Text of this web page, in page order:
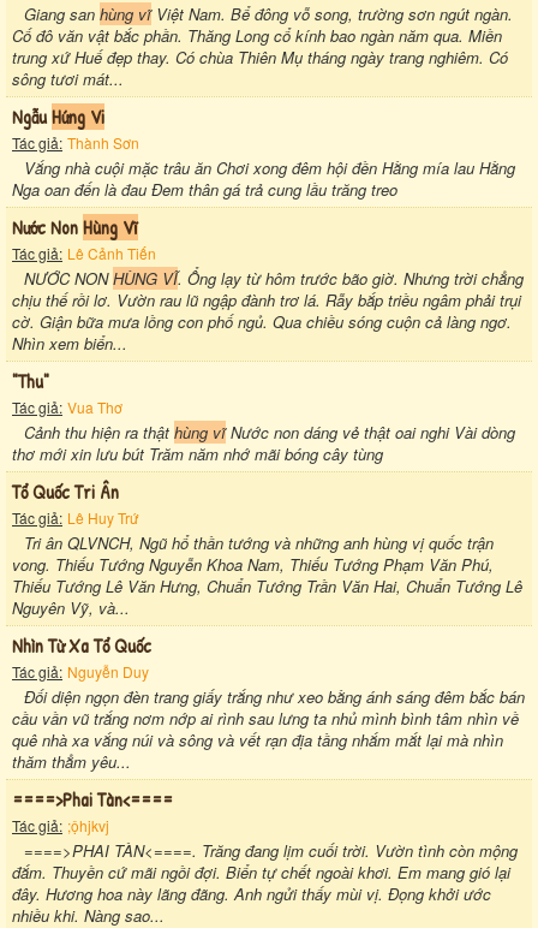
Giang san hùng vĩViệt Nam. Bể đông vỗ song, trường sơn ngút ngàn.
Cố đô văn vật bắc phần. Thăng Long cổ kính bao ngàn năm qua. Miền
trung xứ Huế đẹp thay. Có chùa Thiên Mụ tháng ngày trang nghiêm. Có
sông tươi mát...
NgẫuHứng Vi
Tác giả: Thành Sơn
Vắng nhà cuội mặc trâu ăn Chơi xong đêm hội đền Hằng mía lau Hằng
Nga oan đến là đau Đem thân gá trả cung lầu trăng treo
Nước NonHùng Vĩ
Tác giả: Lê Cảnh Tiến
NƯỚC NONHÙNG VĨ. Ổng lạy từ hôm trước bão giờ. Nhưng trời chẳng
chịu thế rồi lơ. Vườn rau lũ ngập đành trơ lá. Rẫy bắp triều ngâm phải trụi
cờ. Giận bữa mưa lồng con phố ngủ. Qua chiều sóng cuộn cả làng ngơ.
Nhìn xem biển...
"thu"
Tác giả: Vua Thơ
Cảnh thu hiện ra thật hùng vĩNước non dáng vẻ thật oai nghi Vài dòng
thơ mới xin lưu bút Trăm năm nhớ mãi bóng cây tùng
Tổ Quốc Tri Ân
Tác giả: Lê Huy Trứ
Tri ân QLVNCH, Ngũ hổ thần tướng và những anh hùng vị quốc trận
vong. Thiếu Tướng Nguyễn Khoa Nam, Thiếu Tướng Phạm Văn Phú,
Thiếu Tướng Lê Văn Hưng, Chuẩn Tướng Trần Văn Hai, Chuẩn Tướng Lê
Nguyên Vỹ, và...
Nhìn Từ Xa Tổ Quốc
Tác giả: Nguyễn Duy
Ðối diện ngọn đèn trang giấy trắng như xeo bằng ánh sáng đêm bắc bán
cầu vần vũ trắng nơm nớp ai rình sau lưng ta nhủ mình bình tâm nhìn về
quê nhà xa vắng núi và sông và vết rạn địa tầng nhắm mắt lại mà nhìn
thăm thẳm yêu...
====>phai Tàn<====
Tác giả: ;ộhjkvj
====>PHAI TÀN<====. Trăng đang lịm cuối trời. Vườn tình còn mộng
đắm. Thuyền cứ mãi ngồi đợi. Biển tự chết ngoài khơi. Em mang gió lại
đây. Hương hoa này lãng đãng. Anh ngửi thấy mùi vị. Đọng khởi ước
nhiều khi. Nàng sao...